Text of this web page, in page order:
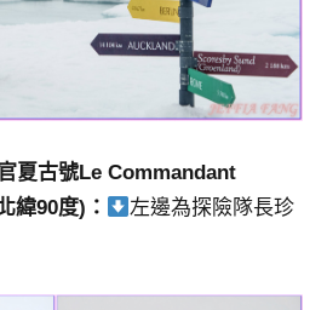
夏古號Le Commandant
緯90度)：
左邊為探險隊長珍